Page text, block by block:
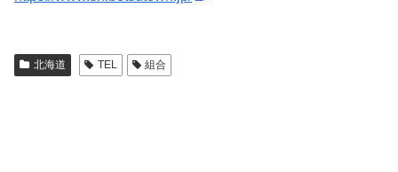
北海道 TEL 組合